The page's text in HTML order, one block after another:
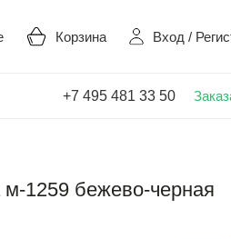
Корзина Вход /
+7 495 481 33 50
м-1259 бежево-черная